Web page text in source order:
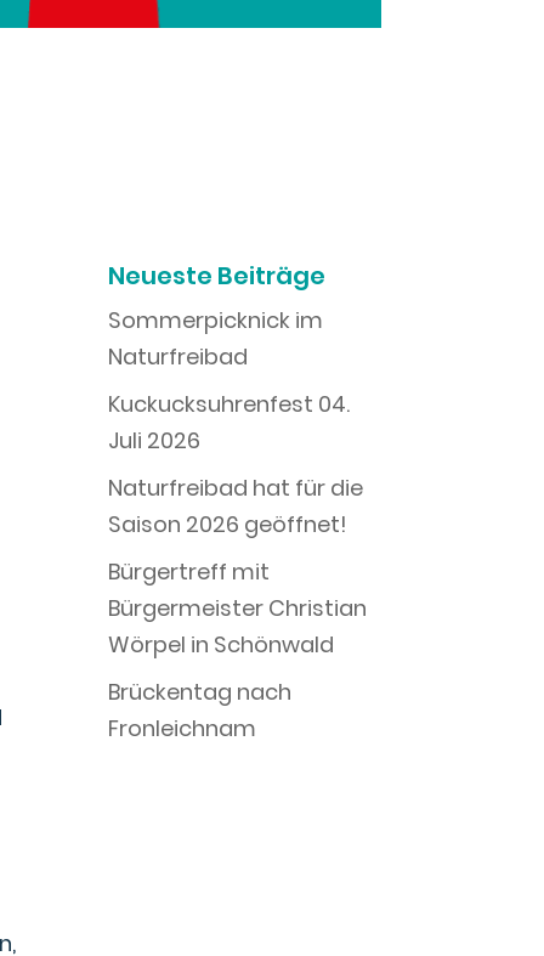
Neueste Beiträge
Sommerpicknick im
Naturfreibad
Kuckucksuhrenfest 04.
Juli 2026
Naturfreibad hat für die
Saison 2026 geöffnet!
Bürgertreff mit
Bürgermeister Christian
Wörpel in Schönwald
Brückentag nach
Fronleichnam